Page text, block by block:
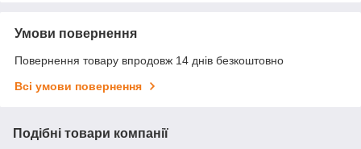
Умови повернення
Повернення товару впродовж 14 днів безкоштовно
Всі умови повернення
Подібні товари компанії